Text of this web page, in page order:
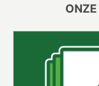
ONZE